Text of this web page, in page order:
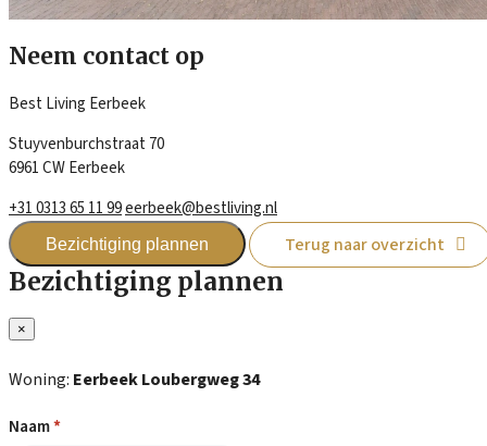
Neem contact op
Best Living Eerbeek
Stuyvenburchstraat 70
6961 CW Eerbeek
+31 0313 65 11 99eerbeek@bestliving.nl
Bezichtiging plannen Terug naar overzicht
Bezichtiging plannen
×
Woning: Eerbeek Loubergweg 34
Naam*